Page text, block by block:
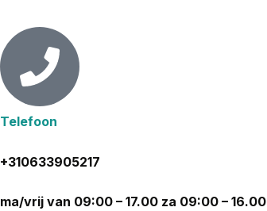
Telefoon
+310633905217
ma/vrij van 09:00 – 17.00 za 09:00 – 16.00